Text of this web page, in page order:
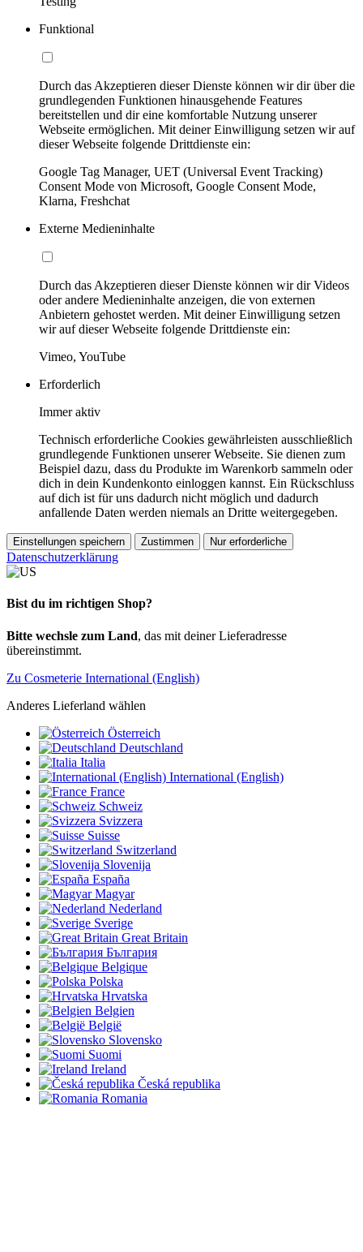
Funktional
Durch das Akzeptieren dieser Dienste können wir dir über die
grundlegenden Funktionen hinausgehende Features
bereitstellen und dir eine komfortable Nutzung unserer
Webseite ermöglichen. Mit deiner Einwilligung setzen wir auf
dieser Webseite folgende Drittdienste ein:
Google Tag Manager, UET (Universal Event Tracking)
Consent Mode von Microsoft, Google Consent Mode,
Klarna, Freshchat
Externe Medieninhalte
Durch das Akzeptieren dieser Dienste können wir dir Videos
oder andere Medieninhalte anzeigen, die von externen
Anbietern gehostet werden. Mit deiner Einwilligung setzen
wir auf dieser Webseite folgende Drittdienste ein:
Vimeo, YouTube
Erforderlich
Immer aktiv
Technisch erforderliche Cookies gewährleisten ausschließlich
grundlegende Funktionen unserer Webseite. Sie dienen zum
Beispiel dazu, dass du Produkte im Warenkorb sammeln oder
dich in dein Kundenkonto einloggen kannst. Ein Rückschluss
auf dich ist für uns dadurch nicht möglich und dadurch
anfallende Daten werden niemals an Dritte weitergegeben.
Einstellungen speichern Zustimmen Nur erforderliche
Datenschutzerklärung
Bist du im richtigen Shop?
Bitte wechsle zum Land, das mit deiner Lieferadresse
übereinstimmt.
Zu Cosmeterie International (English)
Anderes Lieferland wählen
Österreich
Deutschland
Italia
International (English)
France
Schweiz
Svizzera
Suisse
Switzerland
Slovenija
España
Magyar
Nederland
Sverige
Great Britain
България
Belgique
Polska
Hrvatska
Belgien
België
Slovensko
Suomi
Ireland
Česká republika
Romania